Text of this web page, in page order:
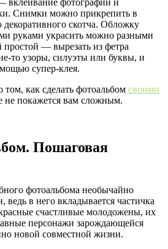
вклеивание фотографий и
Снимки можно прикрепить в
скотча. Обложку
руками украсить можно разными
— вырезать из фетра
то узоры, силуэты или буквы, и
супер-клея.
как сделать фотоальбом своими
не покажется вам сложным.
Пошаговая
фотоальбома необычайно
ведь в него вкладывается частичка
счастливые молодожены, их
персонажи зарождающейся
новой совместной жизни.